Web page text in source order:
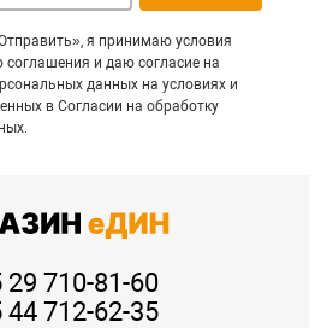
я принимаю условия
соглашения и даю согласие на
данных на условиях и
в Согласии на обработку
29 710-81-60
44 712-62-35